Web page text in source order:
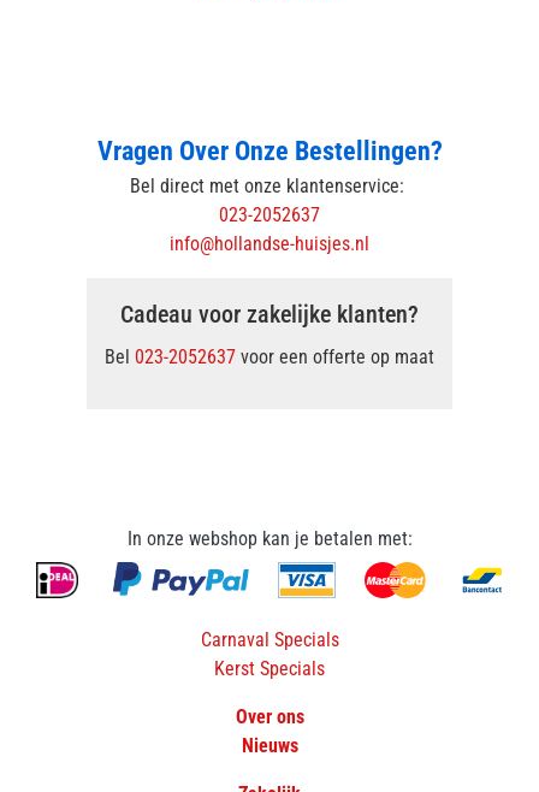
Vragen Over Onze Bestellingen?
Bel direct met onze klantenservice:
023-2052637
info@hollandse-huisjes.nl
Cadeau voor zakelijke klanten?
Bel 023-2052637 voor een offerte op maat
In onze webshop kan je betalen met:
Carnaval Specials
Kerst Specials
Over ons
Nieuws